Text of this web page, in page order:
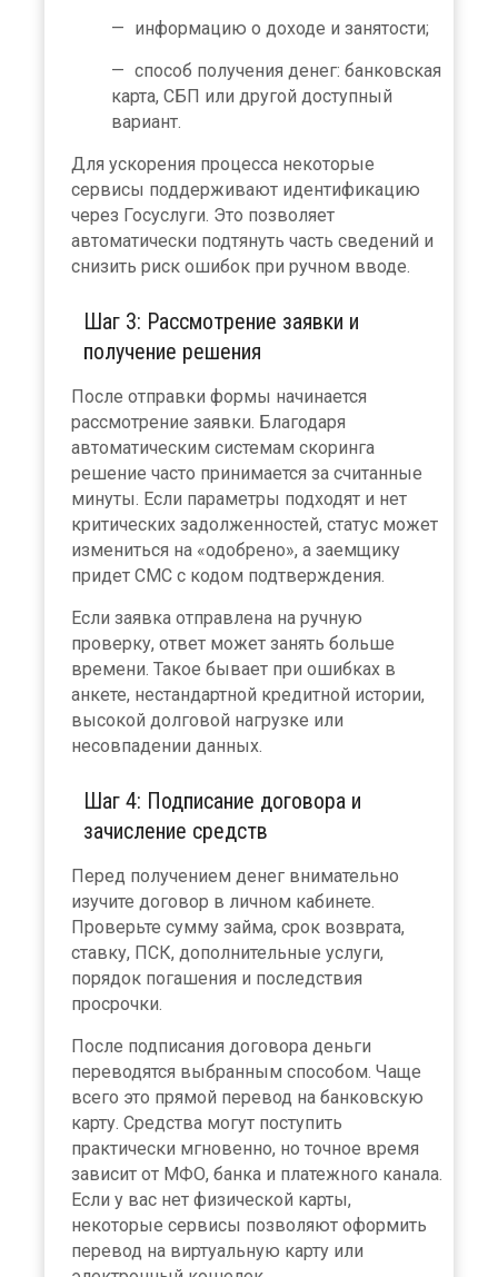
информацию о доходе и занятости;
способ получения денег: банковская
карта, СБП или другой доступный
вариант.
Для ускорения процесса некоторые
сервисы поддерживают идентификацию
через Госуслуги. Это позволяет
автоматически подтянуть часть сведений и
снизить риск ошибок при ручном вводе.
Шаг 3: Рассмотрение заявки и
получение решения
После отправки формы начинается
рассмотрение заявки. Благодаря
автоматическим системам скоринга
решение часто принимается за считанные
минуты. Если параметры подходят и нет
критических задолженностей, статус может
измениться на «одобрено», а заемщику
придет СМС с кодом подтверждения.
Если заявка отправлена на ручную
проверку, ответ может занять больше
времени. Такое бывает при ошибках в
анкете, нестандартной кредитной истории,
высокой долговой нагрузке или
несовпадении данных.
Шаг 4: Подписание договора и
зачисление средств
Перед получением денег внимательно
изучите договор в личном кабинете.
Проверьте сумму займа, срок возврата,
ставку, ПСК, дополнительные услуги,
порядок погашения и последствия
просрочки.
После подписания договора деньги
переводятся выбранным способом. Чаще
всего это прямой перевод на банковскую
карту. Средства могут поступить
практически мгновенно, но точное время
зависит от МФО, банка и платежного канала.
Если у вас нет физической карты,
некоторые сервисы позволяют оформить
перевод на виртуальную карту или